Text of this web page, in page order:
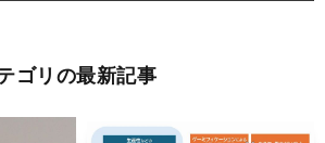
ゴリの最新記事